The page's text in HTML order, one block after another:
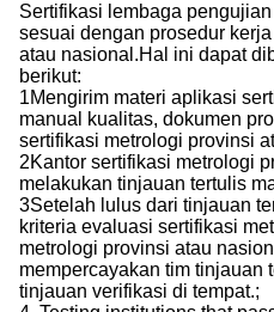
Sertifikasi lembaga
sesuai dengan prosedur
atau nasional.Hal ini dapat
berikut:
1Mengirim materi aplikasi
manual kualitas, dokumen
sertifikasi metrologi provinsi
2Kantor sertifikasi metrologi
melakukan tinjauan tertulis
3Setelah lulus dari tinjauan
kriteria evaluasi sertifikasi
metrologi provinsi atau
mempercayakan tim tinjauan
tinjauan verifikasi di tempat.;